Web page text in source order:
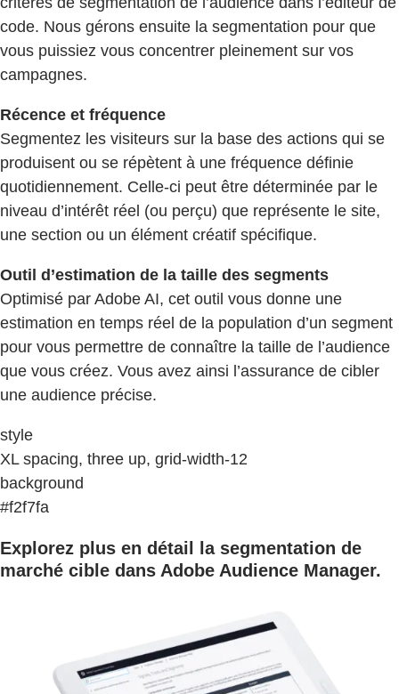
code. Nous gérons ensuite la segmentation pour que
vous puissiez vous concentrer pleinement sur vos
campagnes.
Récence et fréquence
Segmentez les visiteurs sur la base des actions qui se
produisent ou se répètent à une fréquence définie
quotidiennement. Celle-ci peut être déterminée par le
niveau d’intérêt réel (ou perçu) que représente le site,
une section ou un élément créatif spécifique.
Outil d’estimation de la taille des segments
Optimisé par Adobe AI, cet outil vous donne une
estimation en temps réel de la population d’un segment
pour vous permettre de connaître la taille de l’audience
que vous créez. Vous avez ainsi l’assurance de cibler
une audience précise.
style
XL spacing, three up, grid-width-12
background
#f2f7fa
Explorez plus en détail la segmentation de
marché cible dans Adobe Audience Manager.